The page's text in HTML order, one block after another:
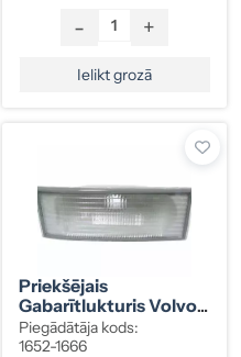
- +
Ielikt grozā
Priekšējais
Gabarītlukturis Volvo
FH/FM 8191142
Piegādātāja kods:
1652-1666